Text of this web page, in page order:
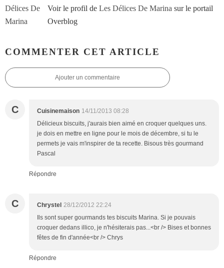
Voir le profil de Les Délices De Marina sur le portail
Overblog
COMMENTER CET ARTICLE
Ajouter un commentaire
C Cuisinemaison 14/11/2013 08:28
Délicieux biscuits, j'aurais bien aimé en croquer quelques uns.
je dois en mettre en ligne pour le mois de décembre, si tu le
permets je vais m'inspirer de ta recette. Bisous très gourmand
Pascal
Répondre
C Chrystel 28/12/2012 22:24
Ils sont super gourmands tes biscuits Marina. Si je pouvais
croquer dedans illico, je n'hésiterais pas...<br /> Bises et bonnes
fêtes de fin d'année<br /> Chrys
Répondre